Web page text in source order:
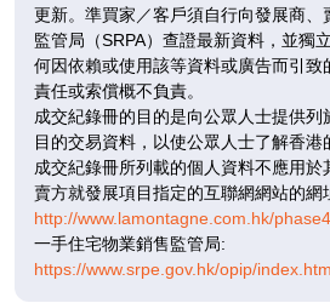
11
A
1,517呎
4房(2套)
招標
B
1,204呎
招標
A
1,517呎
B
1,204呎
4房(1套)
更新。準買家／客戶須自行向發展商、
監管局（SRPA）查證最新資料，並獨
何因依賴或使用該等資料或廣告而引致
責任或索償概不負責。
成交紀錄冊的目的是向公眾人士提供
目的交易資料，以使公眾人士了解香
成交紀錄冊所列載的個人資料不應用於
賣方就發展項目指定的互聯網網站的網
http://www.lamontagne.com.hk/
一手住宅物業銷售監管局:
https://www.srpe.gov.hk/opip/